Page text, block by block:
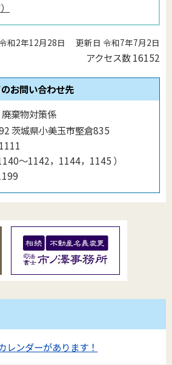
和2年12月28日 更新日 令和7年7月2日
アクセス数16152
お問い合わせ先
棄物対策係
茨城県小美玉市堅倉835
〜1142，1144，1145 ）
レンダーがあります！